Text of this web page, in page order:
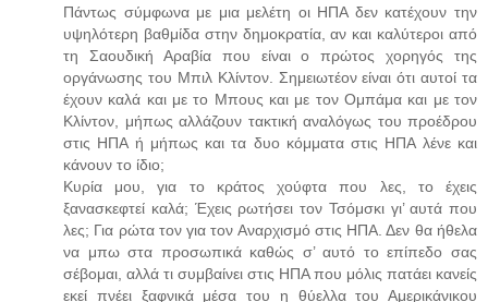
Πάντως σύμφωνα με μια μελέτη οι ΗΠΑ δεν κατέχουν την
υψηλότερη βαθμίδα στην δημοκρατία, αν και καλύτεροι από
τη Σαουδική Αραβία που είναι ο πρώτος χορηγός της
οργάνωσης του Μπιλ Κλίντον. Σημειωτέον είναι ότι αυτοί τα
έχουν καλά και με το Μπους και με τον Ομπάμα και με τον
Κλίντον, μήπως αλλάζουν τακτική αναλόγως του προέδρου
στις ΗΠΑ ή μήπως και τα δυο κόμματα στις ΗΠΑ λένε και
κάνουν το ίδιο;
Κυρία μου, για το κράτος χούφτα που λες, το έχεις
ξανασκεφτεί καλά; Έχεις ρωτήσει τον Τσόμσκι γι’ αυτά που
λες; Για ρώτα τον για τον Αναρχισμό στις ΗΠΑ. Δεν θα ήθελα
να μπω στα προσωπικά καθώς σ’ αυτό το επίπεδο σας
σέβομαι, αλλά τι συμβαίνει στις ΗΠΑ που μόλις πατάει κανείς
εκεί πνέει ξαφνικά μέσα του η θύελλα του Αμερικάνικου